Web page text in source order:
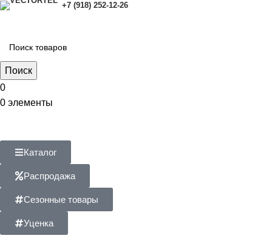
+7 (918) 252-12-26
Поиск
0
0 элементы
Каталог
Распродажа
Сезонные товары
Уценка